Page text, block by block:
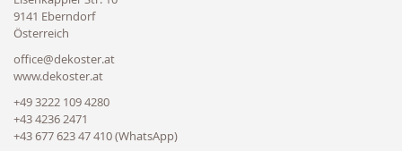
9141 Eberndorf
Österreich
office@dekoster.at
www.dekoster.at
+49 3222 109 4280
+43 4236 2471
+43 677 623 47 410 (WhatsApp)